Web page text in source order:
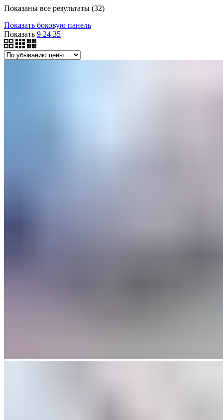
Показаны все результаты (32)Цены:
Показать боковую панель
Показать 9 24 35